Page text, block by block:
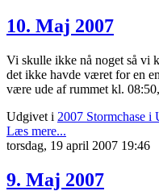
10. Maj 2007
Vi skulle ikke nå noget så vi
det ikke havde været for en
være ude af rummet kl.
Udgivet i 2007 Stormchase i
Læs mere...
torsdag, 19 april 2007 19:46
9. Maj 2007